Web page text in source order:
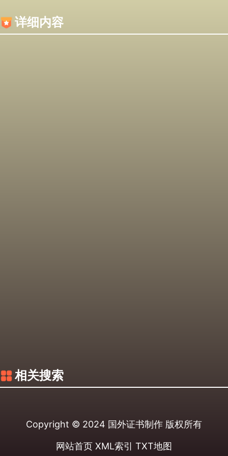
详细内容
相关搜索
Copyright © 2024 国外证书制作 版权所有
网站首页 XML索引 TXT地图